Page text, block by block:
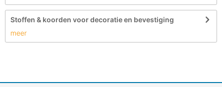
Stoffen & koorden voor decoratie en bevestiging
meer